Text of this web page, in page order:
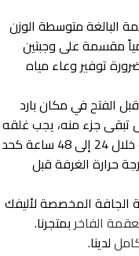
البالغة متوسطة الوزن
3 مغلفات يومياً مقسمة على وجبتين
توفير وعاء مياه
الفتح في مكان بارد
تبقى جزء منه، يجب غلقه
جيداً وحفظه داخل الثلاجة، على أن يُستهلك خلال 24 إلى 48 ساعة كحد
حرارة الغرفة قبل
الجافة المخصصة لأليفك
الفاخربمتجرنا.
لدينا.